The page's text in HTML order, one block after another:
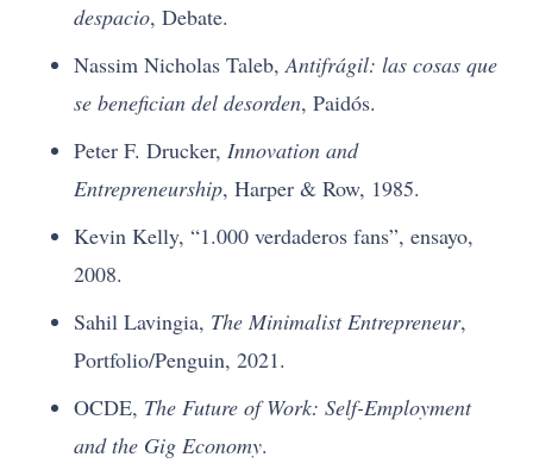
despacio, Debate.
Nassim Nicholas Taleb,Antifrágil: las cosas que
se benefician del desorden, Paidós.
Peter F. Drucker, Innovation and
Entrepreneurship, Harper & Row, 1985.
Kevin Kelly, “1.000 verdaderos fans”, ensayo,
2008.
Sahil Lavingia, The Minimalist Entrepreneur,
Portfolio/Penguin, 2021.
OCDE, The Future of Work: Self-Employment
and the Gig Economy.